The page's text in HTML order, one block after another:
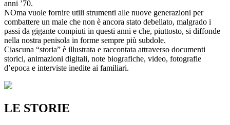
anni ’70.
NOma vuole fornire utili strumenti alle nuove generazioni per
combattere un male che non è ancora stato debellato, malgrado i
passi da gigante compiuti in questi anni e che, piuttosto, si diffonde
nella nostra penisola in forme sempre più subdole.
Ciascuna “storia” è illustrata e raccontata attraverso documenti
storici, animazioni digitali, note biografiche, video, fotografie
d’epoca e interviste inedite ai familiari.
LE STORIE